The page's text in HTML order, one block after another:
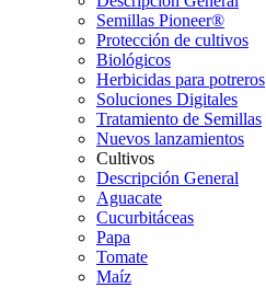
Semillas Pioneer®
Protección de cultivos
Biológicos
Herbicidas para potreros
Soluciones Digitales
Tratamiento de Semillas
Nuevos lanzamientos
Cultivos
Descripción General
Aguacate
Cucurbitáceas
Papa
Tomate
Maíz